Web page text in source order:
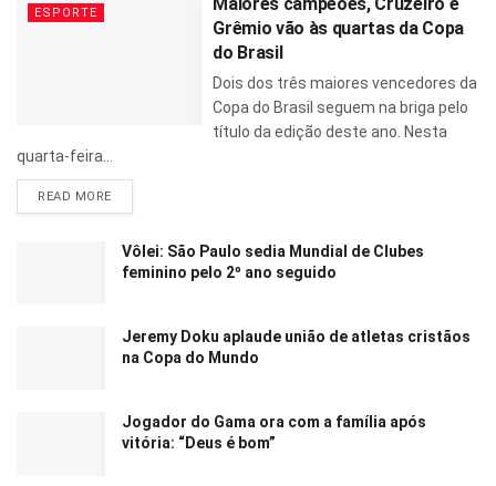
ESPORTE
Grêmio vão às quartas da Copa
do Brasil
Dois dos três maiores vencedores da
Copa do Brasil seguem na briga pelo
título da edição deste ano. Nesta
quarta-feira...
READ MORE
Vôlei: São Paulo sedia Mundial de Clubes
feminino pelo 2º ano seguido
Jeremy Doku aplaude união de atletas cristãos
na Copa do Mundo
Jogador do Gama ora com a família após
vitória: “Deus é bom”